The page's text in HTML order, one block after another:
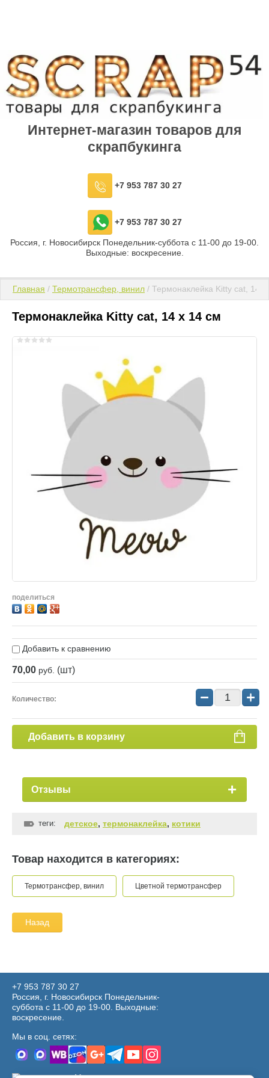
Интернет-магазин товаров для
скрапбукинга
+7 953 787 30 27
+7 953 787 30 27
Россия, г. Новосибирск Понедельник-суббота с 11-00 до 19-00.
Выходные: воскресение.
Главная / Термотрансфер, винил / Термонаклейка Kitty cat, 14
Термонаклейка Kitty cat, 14 х 14 см
поделиться
Добавить к сравнению
70,00 руб. (шт)
Количество: − +
Добавить в корзину
Отзывы
теги: детское, термонаклейка, котики
Товар находится в категориях:
Термотрансфер, винил Цветной термотрансфер
Назад
+7 953 787 30 27
Россия, г. Новосибирск Понедельник-
суббота с 11-00 до 19-00. Выходные:
воскресение.
Мы в соц. сетях: